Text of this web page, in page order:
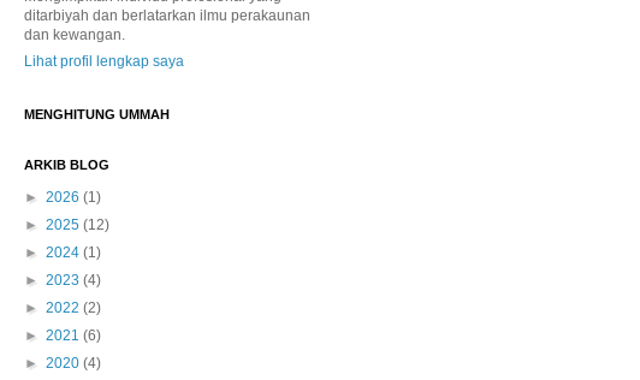
ditarbiyah dan berlatarkan ilmu perakaunan
dan kewangan.
Lihat profil lengkap saya
MENGHITUNG UMMAH
ARKIB BLOG
► 2026 (1)
► 2025 (12)
► 2024 (1)
► 2023 (4)
► 2022 (2)
► 2021 (6)
► 2020 (4)